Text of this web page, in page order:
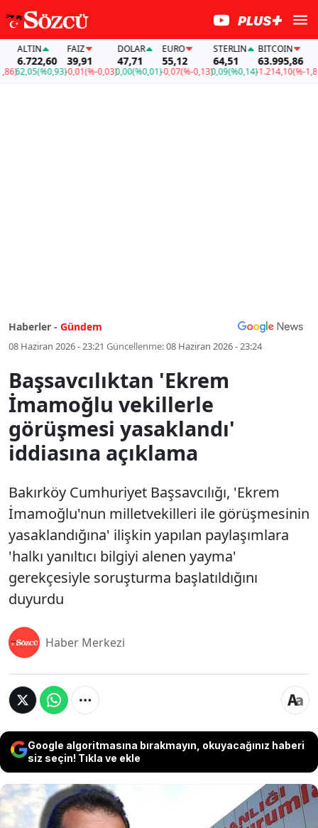
ALTIN
6.722,60
62,05(%0,93)
FAİZ
39,91
-0,01(%-0,03)
DOLAR
47,71
0,00(%0,01)
EURO
55,12
-0,07(%-0,13)
STERLIN
64,51
0,09(%0,14)
BITCOIN
63.995,86
-1.214,10(%-1,86)
Haberler - Gündem
08 Haziran 2026 - 23:21 Güncellenme:08 Haziran 2026 - 23:24
Başsavcılıktan 'Ekrem
İmamoğlu vekillerle
görüşmesi yasaklandı'
iddiasına açıklama
Bakırköy Cumhuriyet Başsavcılığı, 'Ekrem
İmamoğlu'nun milletvekilleri ile görüşmesinin
yasaklandığına' ilişkin yapılan paylaşımlara
'halkı yanıltıcı bilgiyi alenen yayma'
gerekçesiyle soruşturma başlatıldığını
duyurdu
Haber Merkezi
Google algoritmasına bırakmayın, okuyacağınız haberi
siz seçin! Tıkla ve ekle